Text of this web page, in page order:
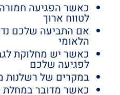
כאשר הפגיעה
לטווח ארוך
אם התביעה שלכם
הלאומי
כאשר יש מחלוקת
לפגיעה שלכם
במקרים של
כאשר מדובר במחלת